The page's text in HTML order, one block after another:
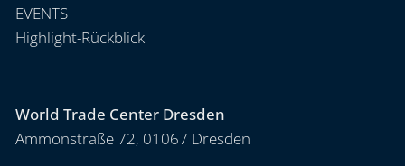
EVENTS
Highlight-Rückblick
World Trade Center Dresden
Ammonstraße 72, 01067 Dresden